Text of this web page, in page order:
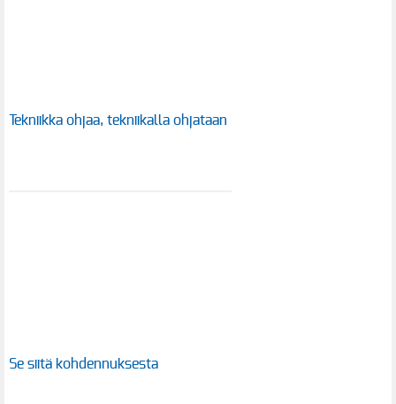
Tekniikka ohjaa, tekniikalla ohjataan
Se siitä kohdennuksesta